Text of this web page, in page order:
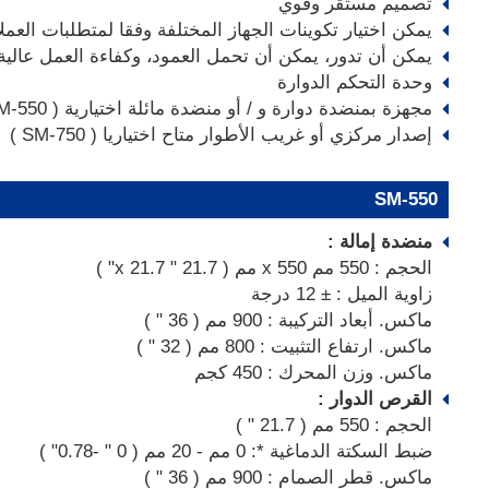
يمكن اختيار تكوينات الجهاز المختلفة وفقا لمتطلبات
يمكن أن تدور، يمكن أن تحمل العمود، وكفاءة العمل
وحدة التحكم الدوارة
مجهزة بمنضدة دوارة و / أو منضدة مائلة اختيارية ( SM-550 )
إصدار مركزي أو غريب الأطوار متاح اختياريا ( SM-750 )
SM-550
منضدة إمالة :
الحجم : 550 مم x 550 مم ( 21.7 " x 21.7" )
زاوية الميل : ± 12 درجة
ماكس. أبعاد التركيبة : 900 مم ( 36 " )
ماكس. ارتفاع التثبيت : 800 مم ( 32 " )
ماكس. وزن المحرك : 450 كجم
القرص الدوار :
الحجم : 550 مم ( 21.7 " )
ضبط السكتة الدماغية *: 0 مم - 20 مم ( 0 " -0.78" )
ماكس. قطر الصمام : 900 مم ( 36 " )